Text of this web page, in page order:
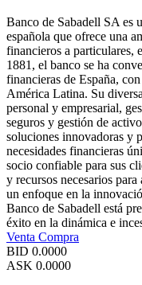
Banco de Sabadell SA es
española que ofrece una
financieros a particulares,
1881, el banco se ha
financieras de España,
América Latina. Su
personal y empresarial,
seguros y gestión de
soluciones innovadoras y
necesidades financieras
socio confiable para sus
y recursos necesarios
un enfoque en la
Banco de Sabadell está
éxito en la dinámica e
Venta Compra
BID 0.0000
ASK 0.0000